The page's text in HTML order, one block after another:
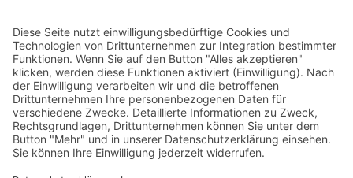
© 2026 Tecowin GmbH |Impressum|Datenschutz
| Widerrufsrecht|AGB| Gewährleistung|RMA